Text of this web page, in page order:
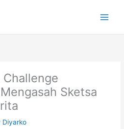
Challenge
Sketsa
Diyarko